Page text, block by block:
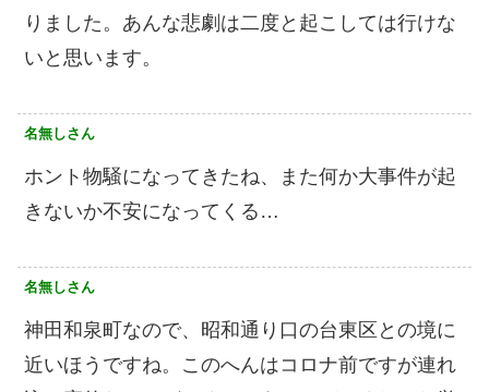
りました。あんな悲劇は二度と起こしては行けな
いと思います。
名無しさん
ホント物騒になってきたね、また何か大事件が起
きないか不安になってくる…
名無しさん
神田和泉町なので、昭和通り口の台東区との境に
近いほうですね。このへんはコロナ前ですが連れ